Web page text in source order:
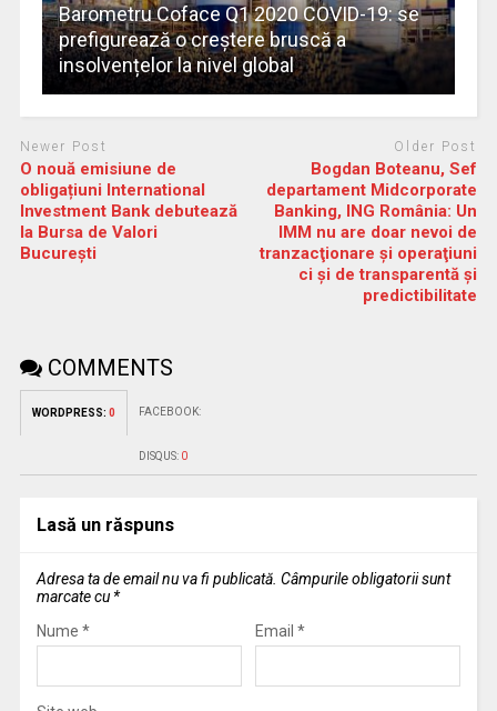
Barometru Coface Q1 2020 COVID-19: se
prefigurează o creștere bruscă a
insolvențelor la nivel global
Newer Post
O nouă emisiune de
obligațiuni International
Investment Bank debutează
la Bursa de Valori
București
Older Post
Bogdan Boteanu, Sef
departament Midcorporate
Banking, ING România: Un
IMM nu are doar nevoi de
tranzacţionare şi operaţiuni
ci şi de transparentă şi
predictibilitate
COMMENTS
WORDPRESS: 0 FACEBOOK:
DISQUS: 0
Lasă un răspuns
Adresa ta de email nu va fi publicată. Câmpurile obligatorii sunt
marcate cu *
Nume * Email *